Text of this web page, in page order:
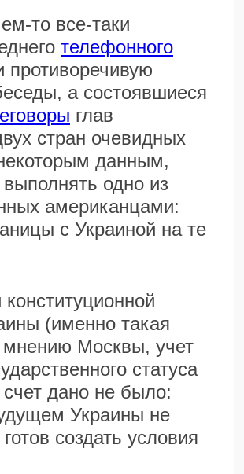
то все-таки
телефонного
противоречивую
а состоявшиеся
глав
стран очевидных
данным,
одно из
американцами:
с Украиной на те
(именно такая
мнению Москвы, учет
статуса
дано не было:
Украины не
создать условия